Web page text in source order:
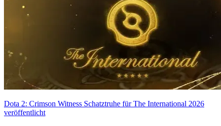
Dota 2: Crimson Witness Schatztruhe für The International 2026
veröffentlicht